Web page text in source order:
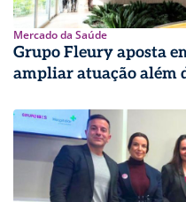
Mercado da Saúde
Grupo Fleury aposta
ampliar atuação além